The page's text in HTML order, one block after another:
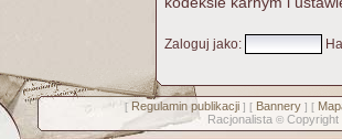
Zaloguj jako:
[ Regulamin publikacji] [ Bannery] [
Racjonalista © Copyright